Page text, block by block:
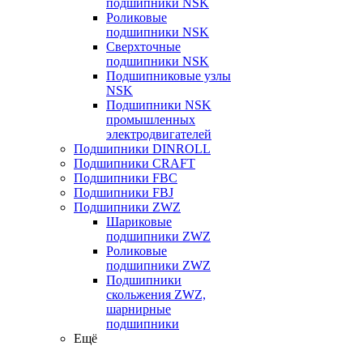
подшипники NSK
Роликовые
подшипники NSK
Сверхточные
подшипники NSK
Подшипниковые узлы
NSK
Подшипники NSK
промышленных
электродвигателей
Подшипники DINROLL
Подшипники CRAFT
Подшипники FBC
Подшипники FBJ
Подшипники ZWZ
Шариковые
подшипники ZWZ
Роликовые
подшипники ZWZ
Подшипники
скольжения ZWZ,
шарнирные
подшипники
Ещё